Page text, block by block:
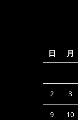
日
月
2 3
9 10